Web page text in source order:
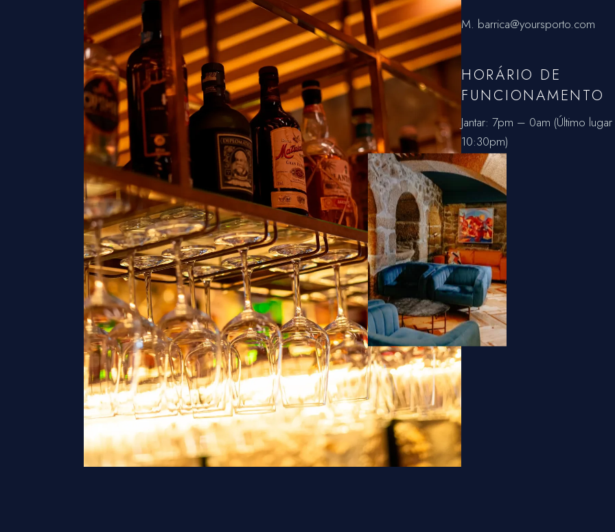
M. barrica@yoursporto.com
HORÁRIO DE
FUNCIONAMENTO
Jantar: 7pm – 0am (Último lugar
10:30pm)